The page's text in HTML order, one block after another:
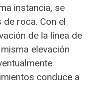
instancia, se
roca. Con el
de la línea de
elevación
conduce a